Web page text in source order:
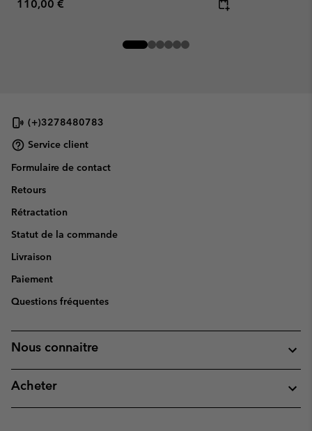
Regular price:
110,00 €
(+)3278480783
Service client
Formulaire de contact
Retours
Rétractation
Statut de la commande
Livraison
Paiement
Questions fréquentes
Nous connaitre
Acheter